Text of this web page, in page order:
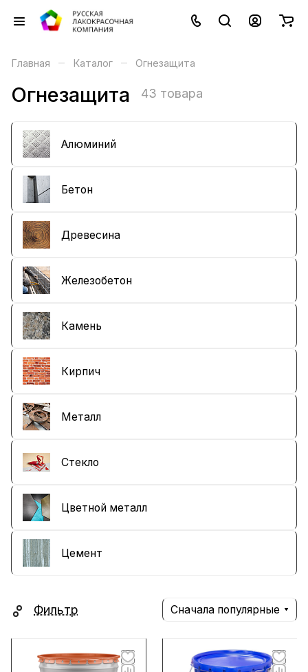
Главная – Каталог – Огнезащита
Огнезащита 43 товара
Алюминий
Бетон
Древесина
Железобетон
Камень
Кирпич
Металл
Стекло
Цветной металл
Цемент
Фильтр Сначала популярные